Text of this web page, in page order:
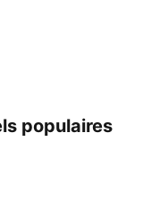
populaires